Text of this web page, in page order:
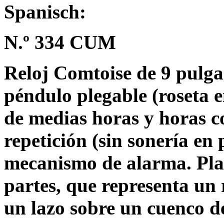
Spanisch:
N.º 334 CUM
Reloj Comtoise de 9
péndulo plegable (roseta
de medias horas y horas
repetición (sin sonería en
mecanismo de alarma.
partes, que representa
un lazo sobre un cuenco